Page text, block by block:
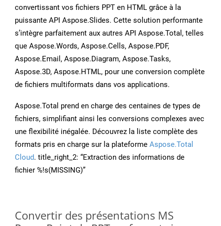
convertissant vos fichiers PPT en HTML grâce à la
puissante API Aspose.Slides. Cette solution performante
s’intègre parfaitement aux autres API Aspose.Total, telles
que Aspose.Words, Aspose.Cells, Aspose.PDF,
Aspose.Email, Aspose.Diagram, Aspose.Tasks,
Aspose.3D, Aspose.HTML, pour une conversion complète
de fichiers multiformats dans vos applications.
Aspose.Total prend en charge des centaines de types de
fichiers, simplifiant ainsi les conversions complexes avec
une flexibilité inégalée. Découvrez la liste complète des
formats pris en charge sur la plateforme Aspose.Total
Cloud. title_right_2: “Extraction des informations de
fichier %!s(MISSING)”
Convertir des présentations MS